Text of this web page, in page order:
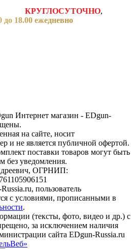
КРУГЛОСУТОЧНО,
до 18.00 ежедневно
Интернет магазин - EDgun-
на сайте, носит
и не является публичной офертой.
поставки товаров могут быть
без уведомления.
ОГРНИП:
пользователь
с условиями, прописанными в
.
(тексты, фото, видео и др.) с
за исключением наличия
сайта EDgun-Russia.ru